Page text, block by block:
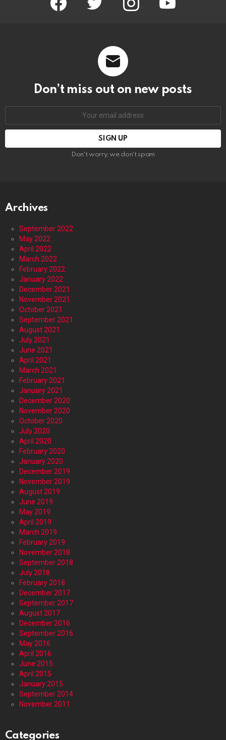
Don’t miss out on new posts
Don't worry, we don't spam
Archives
September 2022
May 2022
April 2022
March 2022
February 2022
January 2022
December 2021
November 2021
October 2021
September 2021
August 2021
July 2021
June 2021
April 2021
March 2021
February 2021
January 2021
December 2020
November 2020
October 2020
July 2020
April 2020
February 2020
January 2020
December 2019
November 2019
August 2019
June 2019
May 2019
April 2019
March 2019
February 2019
November 2018
September 2018
July 2018
February 2018
December 2017
September 2017
August 2017
December 2016
September 2016
May 2016
April 2016
June 2015
April 2015
January 2015
September 2014
November 2011
Categories